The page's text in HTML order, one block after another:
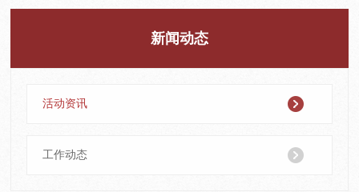
新闻动态
活动资讯
工作动态